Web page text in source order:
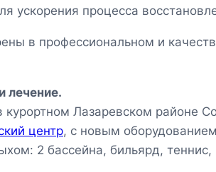
ускорения процесса
в профессиональном и
лечение.
курортном Лазаревском районе
центр, с новым
2 бассейна, бильярд, теннис,